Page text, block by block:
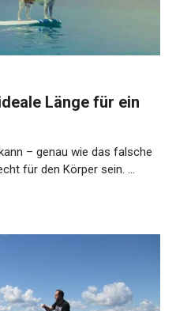
Länge für ein
– genau wie das falsche
für den Körper sein. …